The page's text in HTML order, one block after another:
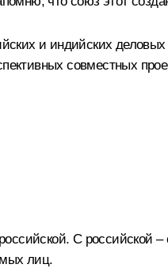
и индийских деловых
совместных
С российской
лиц.